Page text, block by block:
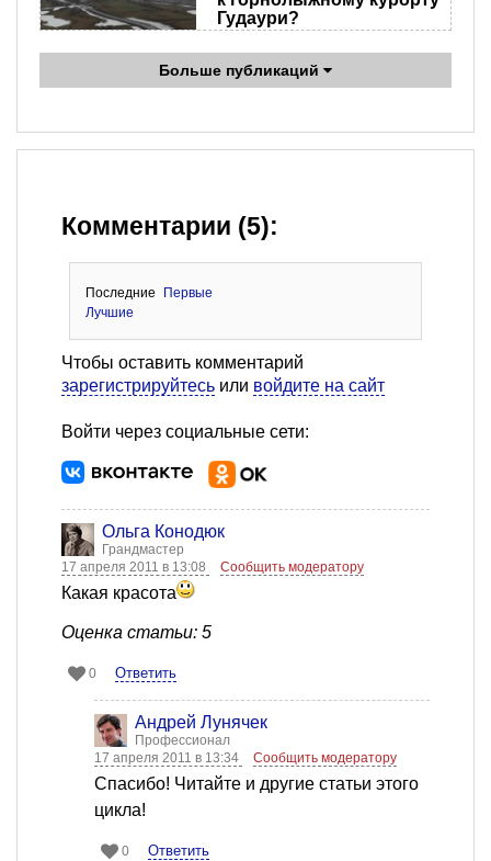
Гудаури?
Больше публикаций
Комментарии (5):
Последние
Первые
Лучшие
Чтобы оставить комментарий
зарегистрируйтесь или войдите на сайт
Войти через социальные сети:
Ольга Конодюк
Грандмастер
17 апреля 2011 в 13:08
Сообщить модератору
Какая красота
Оценка статьи: 5
0 Ответить
Андрей Лунячек
Профессионал
17 апреля 2011 в 13:34
Сообщить модератору
Спасибо! Читайте и другие статьи этого
цикла!
0 Ответить